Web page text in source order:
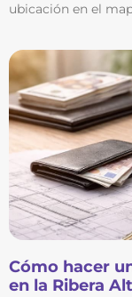
ubicación en el
Cómo hacer
en la Ribera